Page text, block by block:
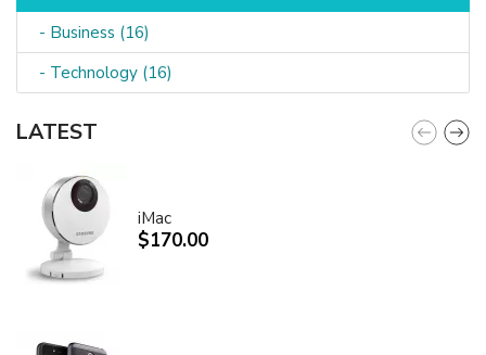
- Business (16)
- Technology (16)
LATEST
iMac
$170.00